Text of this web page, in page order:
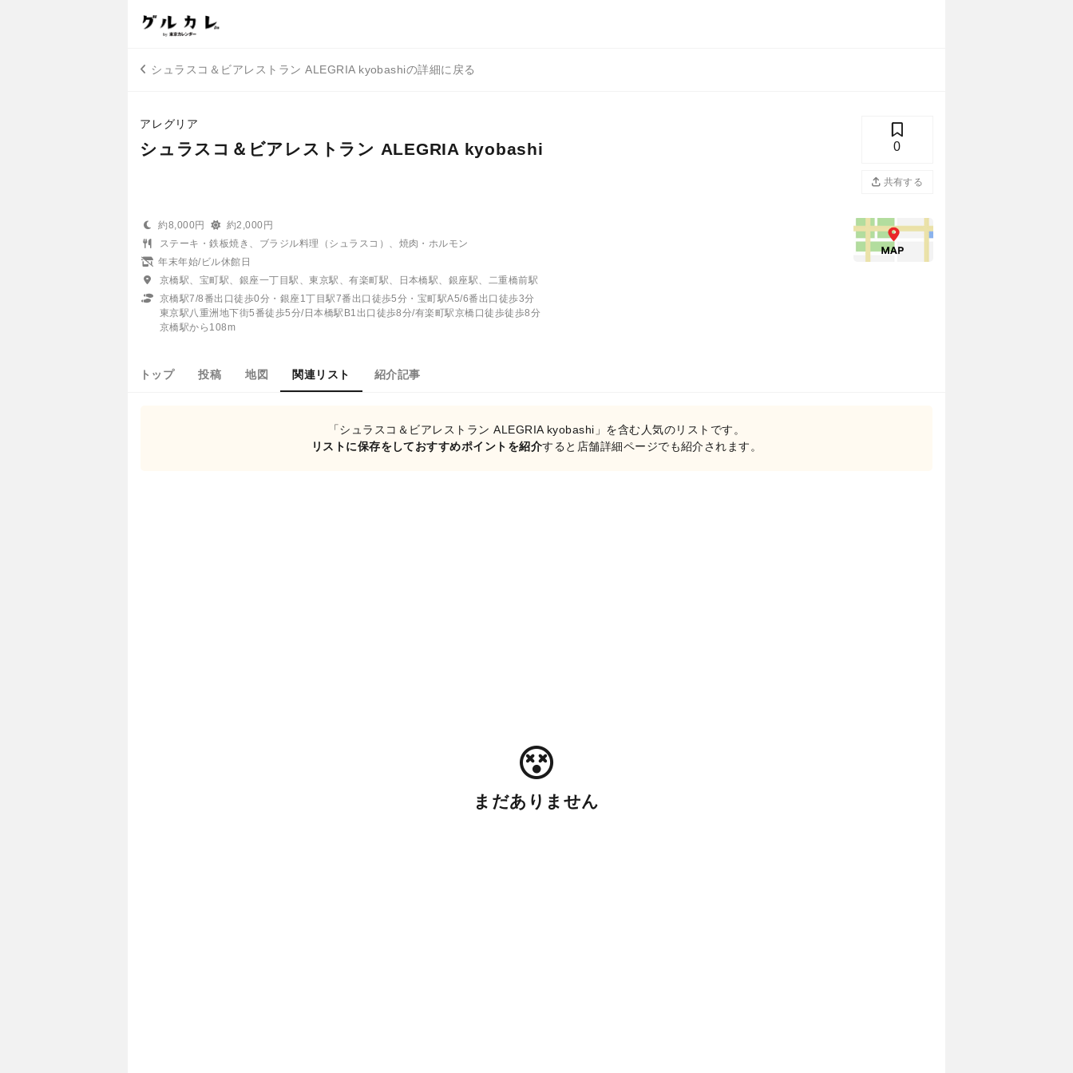
シュラスコ＆ビアレストラン ALEGRIA kyobashiの詳細に戻る
アレグリア
シュラスコ＆ビアレストラン ALEGRIA kyobashi 0
共有する
約8,000円
約2,000円
ステーキ・鉄板焼き、ブラジル料理（シュラスコ）、焼肉・ホルモン
年末年始/ビル休館日
京橋駅、宝町駅、銀座一丁目駅、東京駅、有楽町駅、日本橋駅、銀座駅、二重橋前駅
京橋駅7/8番出口徒歩0分・銀座1丁目駅7番出口徒歩5分・宝町駅A5/6番出口徒歩3分
東京駅八重洲地下街5番徒歩5分/日本橋駅B1出口徒歩8分/有楽町駅京橋口徒歩徒歩8分
京橋駅から108m
トップ 投稿 地図 関連リスト 紹介記事
「シュラスコ＆ビアレストラン ALEGRIA kyobashi」を含む人気のリストです。
リストに保存をしておすすめポイントを紹介すると店舗詳細ページでも紹介されます。
まだありません